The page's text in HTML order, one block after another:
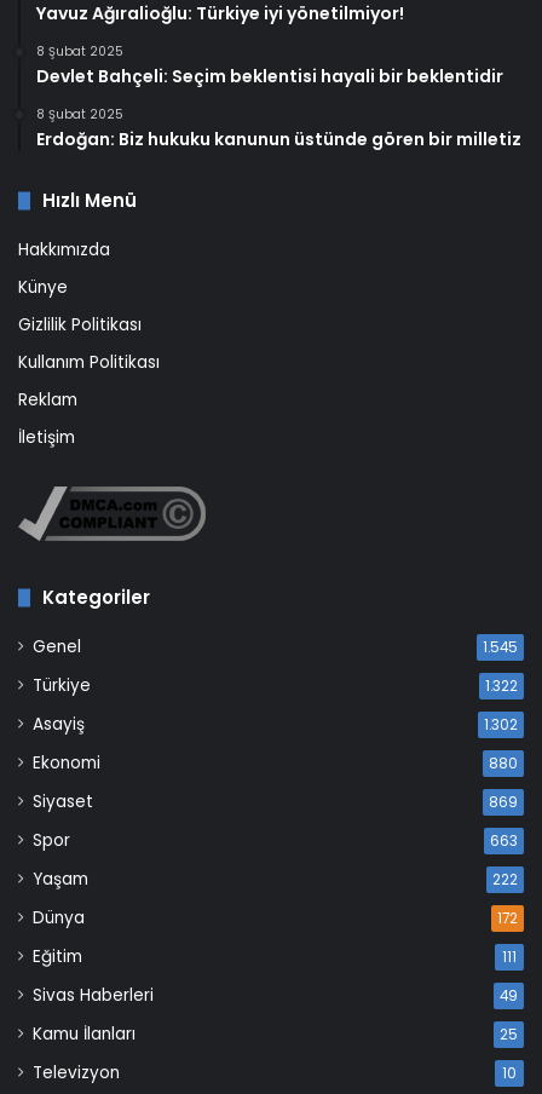
Yavuz Ağıralioğlu: Türkiye iyi yönetilmiyor!
8 Şubat 2025
Devlet Bahçeli: Seçim beklentisi hayali bir beklentidir
8 Şubat 2025
Erdoğan: Biz hukuku kanunun üstünde gören bir milletiz
Hızlı Menü
Hakkımızda
Künye
Gizlilik Politikası
Kullanım Politikası
Reklam
İletişim
Kategoriler
Genel 1.545
Türkiye 1.322
Asayiş 1.302
Ekonomi 880
Siyaset 869
Spor 663
Yaşam 222
Dünya 172
Eğitim 111
Sivas Haberleri 49
Kamu İlanları 25
Televizyon 10